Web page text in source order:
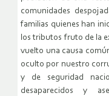
comunidades
familias quienes han
los tributos fruto de la
vuelto una causa
oculto por nuestro
y de seguridad
desaparecidos y